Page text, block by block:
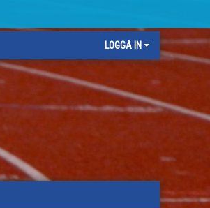
LOGGA IN